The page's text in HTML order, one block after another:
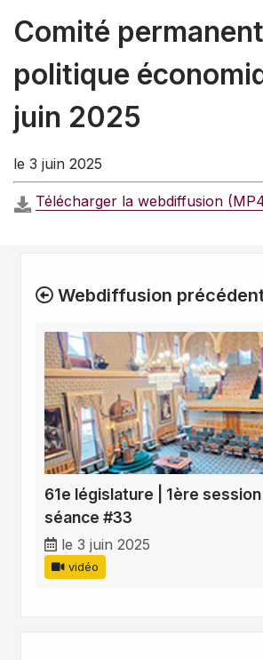
Comité
politique
juin 2025
le 3 juin 2025
Télécharger la webdiffusion
Webdiffusion
61e législature | 1ère
séance #33
le 3 juin 2025
vidéo